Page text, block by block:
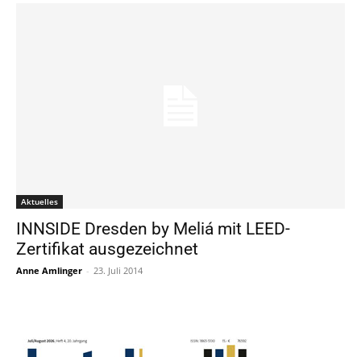
Aktuelles
INNSIDE Dresden by Meliá mit LEED-
Zertifikat ausgezeichnet
Anne Amlinger - 23. Juli 2014